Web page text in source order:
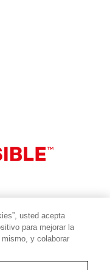
usted acepta
para mejorar la
y colaborar